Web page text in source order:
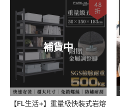
補貨中
48
折
【FL生活+】重量級快裝式岩熔